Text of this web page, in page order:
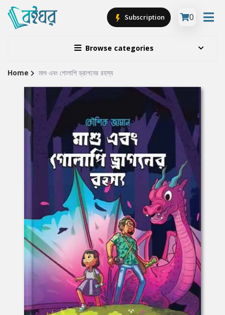
Browse categories
Subscription 0
Site
Breadcrumb
Home মাশু এবং গোলাপি ড্রাগনের রহস্য